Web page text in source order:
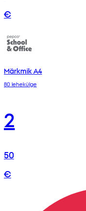
€
Märkmik A4
80 lehekülge
2
50
€